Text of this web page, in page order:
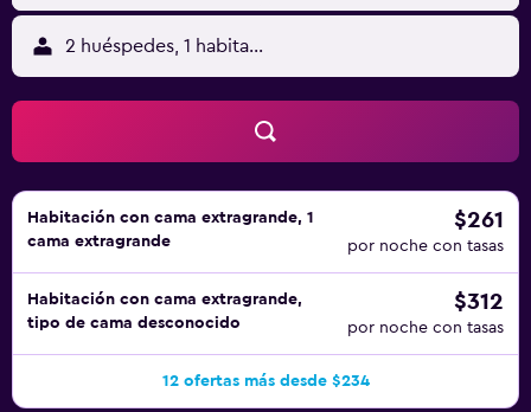
gratuitas. En el alojamiento hay piscina cubierta, piscina al
aire libre y bañera de hidromasaje. Otros servicios de ocio
y esparcimiento incluyen sauna y gimnasio. Se pueden
practicar las actividades de ocio y esparcimiento que se
indican más abajo en las instalaciones o cerca del
alojamiento (es posible que se aplique un recargo).
2 huéspedes, 1 habitación
Habitación con cama extragrande, 1
cama extragrande
$261
por noche con tasas
Habitación con cama extragrande,
tipo de cama desconocido
$312
por noche con tasas
12 ofertas más desde $234